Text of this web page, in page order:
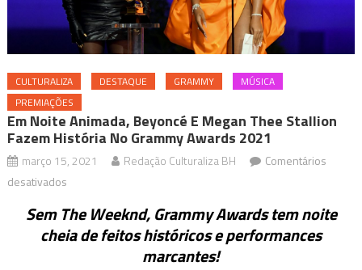
CULTURALIZA DESTAQUE GRAMMY
MÚSICA
PREMIAÇÕES
Em Noite Animada, Beyoncé E Megan Thee Stallion
Fazem História No Grammy Awards 2021
março 15, 2021 Redação Culturaliza BH
Comentários
desativadosem
noite
animada,
Sem The Weeknd, Grammy Awards tem noite
cheia de feitos históricos e performances
marcantes!